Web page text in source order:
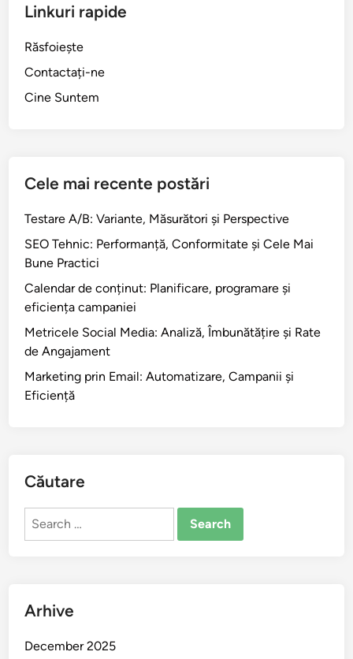
Linkuri rapide
Răsfoiește
Contactați-ne
Cine Suntem
Cele mai recente postări
Testare A/B: Variante, Măsurători și Perspective
SEO Tehnic: Performanță, Conformitate și Cele Mai
Bune Practici
Calendar de conținut: Planificare, programare și
eficiența campaniei
Metricele Social Media: Analiză, Îmbunătățire și Rate
de Angajament
Marketing prin Email: Automatizare, Campanii și
Eficiență
Căutare
Search
Arhive
December 2025